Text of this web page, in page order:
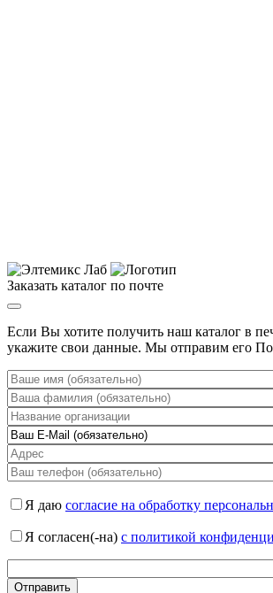
Заказать каталог по почте
Если Вы хотите получить наш каталог в
укажите свои данные. Мы отправим его
Я даю согласие на обработку
Я согласен(-на) с политикой